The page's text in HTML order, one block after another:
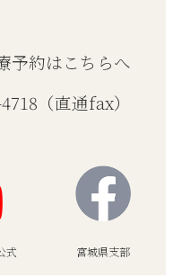
予約はこちらへ
（直通fax）
式 宮城県支部